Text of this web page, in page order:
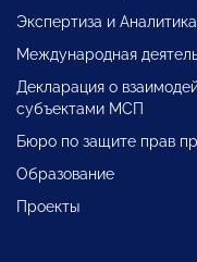
Экспертиза и Аналитика
Международная
Декларация о
субъектами МСП
Бюро по защите прав
Образование
Проекты